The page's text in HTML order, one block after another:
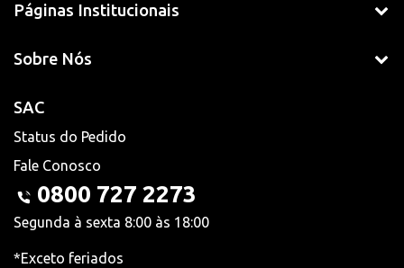
Páginas Institucionais
Sobre Nós
SAC
Status do Pedido
Fale Conosco
0800 727 2273
Segunda à sexta 8:00 às 18:00
*Exceto feriados